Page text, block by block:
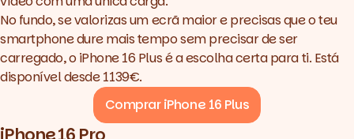
No fundo, se valorizas um ecrã maior e precisas que o teu
smartphonedure mais tempo sem precisar de ser
carregado, o iPhone 16 Plus é a escolha certa para ti. Está
disponível desde 1139€.
Comprar iPhone 16 Plus